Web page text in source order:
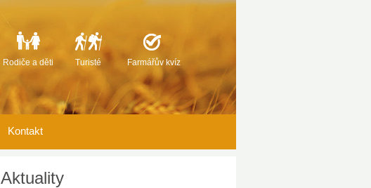
Rodiče a děti Turisté Farmářův kvíz
Kontakt
Aktuality